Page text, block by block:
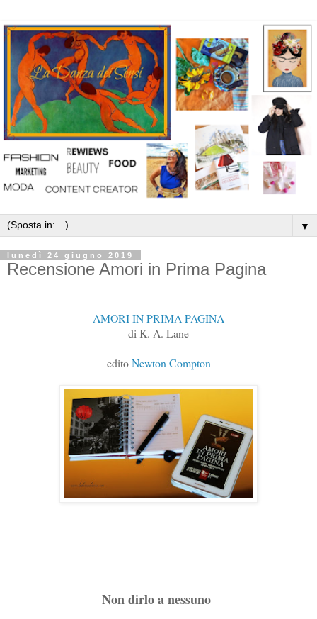
▼
lunedì 24 giugno 2019
Recensione Amori in Prima Pagina
AMORI IN PRIMA PAGINA
di K. A. Lane
editoNewton Compton
Non dirlo a nessuno